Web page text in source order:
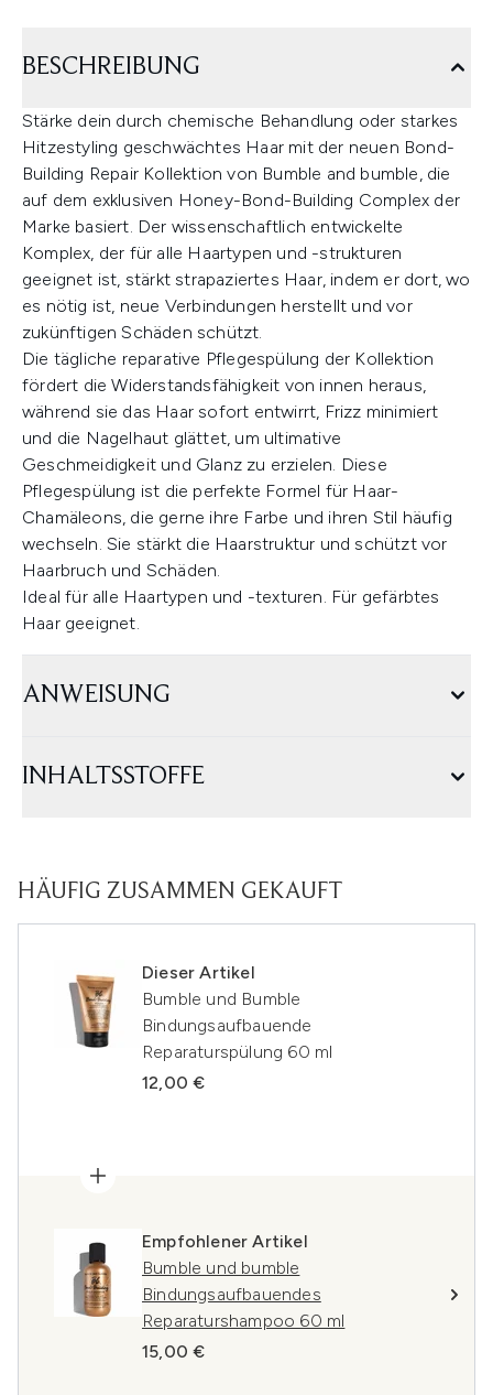
BESCHREIBUNG
Stärke dein durch chemische Behandlung oder starkes
Hitzestyling geschwächtes Haar mit der neuen Bond-
Building Repair Kollektion von Bumble and bumble, die
auf dem exklusiven Honey-Bond-Building Complex der
Marke basiert. Der wissenschaftlich entwickelte
Komplex, der für alle Haartypen und -strukturen
geeignet ist, stärkt strapaziertes Haar, indem er dort, wo
es nötig ist, neue Verbindungen herstellt und vor
zukünftigen Schäden schützt.
Die tägliche reparative Pflegespülung der Kollektion
fördert die Widerstandsfähigkeit von innen heraus,
während sie das Haar sofort entwirrt, Frizz minimiert
und die Nagelhaut glättet, um ultimative
Geschmeidigkeit und Glanz zu erzielen. Diese
Pflegespülung ist die perfekte Formel für Haar-
Chamäleons, die gerne ihre Farbe und ihren Stil häufig
wechseln. Sie stärkt die Haarstruktur und schützt vor
Haarbruch und Schäden.
Ideal für alle Haartypen und -texturen. Für gefärbtes
Haar geeignet.
ANWEISUNG
INHALTSSTOFFE
HÄUFIG ZUSAMMEN GEKAUFT
Dieser Artikel
Bumble und Bumble
Bindungsaufbauende
Reparaturspülung 60 ml
12,00 €
Empfohlener Artikel
Bumble und bumble
Bindungsaufbauendes
Reparaturshampoo 60 ml
15,00 €